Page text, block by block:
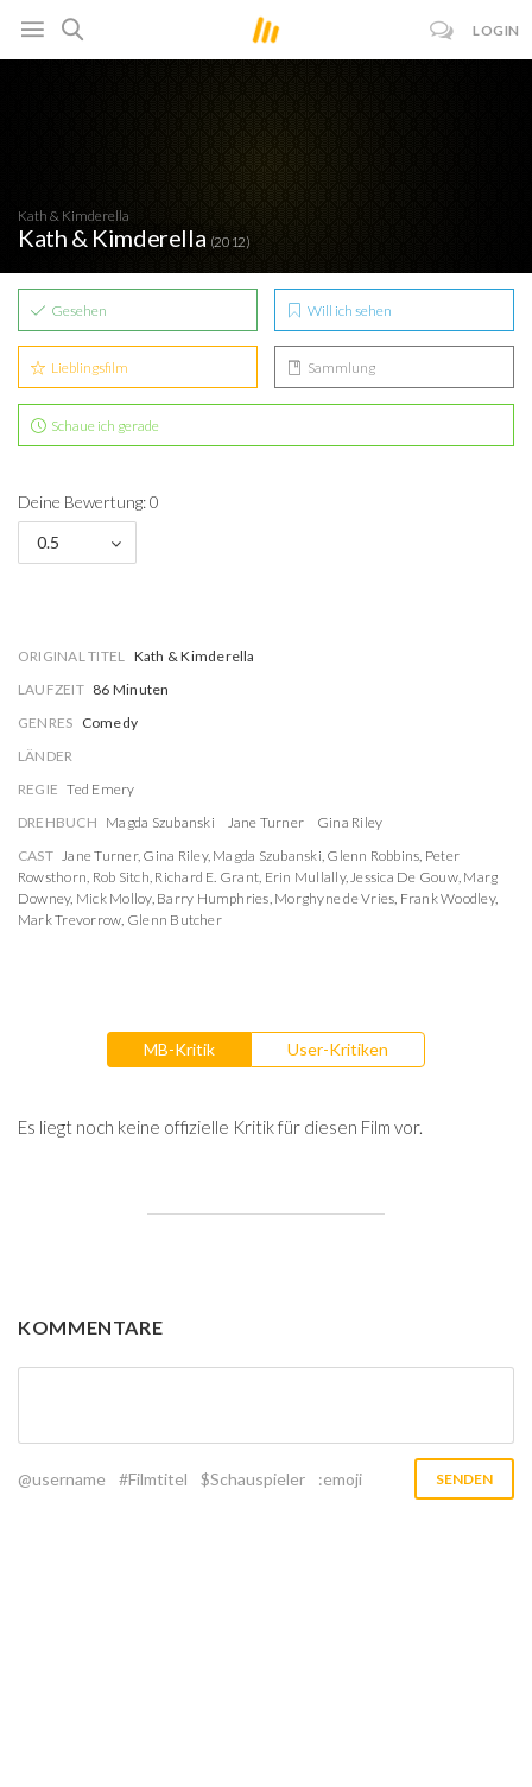
LOGIN
Kath & Kimderella
Kath & Kimderella (2012)
Gesehen Will ich sehen
Lieblingsfilm Sammlung
Schaue ich gerade
Deine Bewertung: 0
0.5
ORIGINAL TITEL Kath & Kimderella
LAUFZEIT 86 Minuten
GENRES Comedy
LÄNDER
REGIE Ted Emery
DREHBUCH Magda Szubanski Jane Turner
Gina Riley
CAST Jane Turner, Gina Riley, Magda Szubanski, Glenn Robbins, Peter
Rowsthorn, Rob Sitch, Richard E. Grant, Erin Mullally,Jessica De Gouw, Marg
Downey, Mick Molloy, Barry Humphries, Morghyne de Vries, Frank Woodley,
Mark Trevorrow, Glenn Butcher
MB-Kritik User-Kritiken
Es liegt noch keine offizielle Kritik für diesen Film vor.
KOMMENTARE
@username #Filmtitel $Schauspieler :emoji